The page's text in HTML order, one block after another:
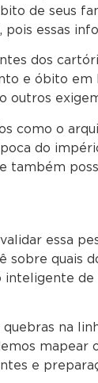
de seus
essas
dos
e óbito
outros
como o
do
também
essa
sobre
inteligente
na
e